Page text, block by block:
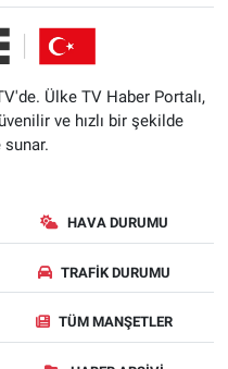
Ülke TV Haber Portalı,
ve hızlı bir şekilde
HAVA DURUMU
TRAFIK DURUMU
TÜM MANŞETLER